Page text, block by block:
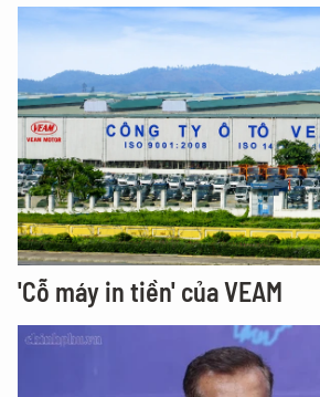
'Cỗ máy in tiền' của VEAM